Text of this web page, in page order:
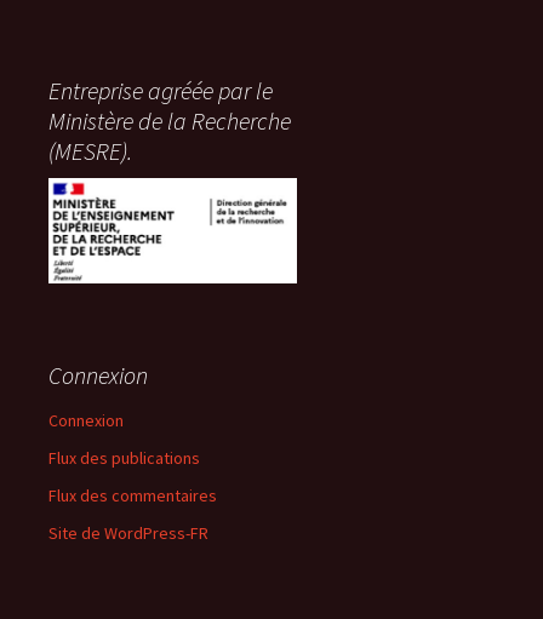
Entreprise agréée par le
Ministère de la Recherche
(MESRE).
Connexion
Connexion
Flux des publications
Flux des commentaires
Site de WordPress-FR